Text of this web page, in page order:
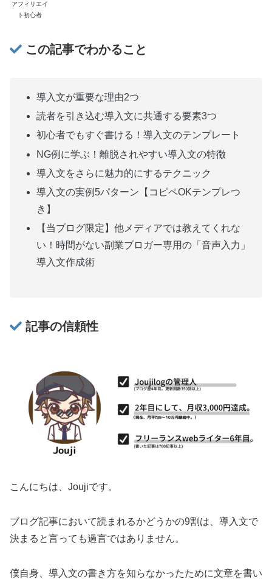
アフィリエイ
ト初心者
この記事でわかること
導入文が重要な理由2つ
読者を引き込む導入文に共通する要素3つ
初心者でもすぐ書ける！導入文のテンプレート
NG例に学ぶ！離脱されやすい導入文の特徴
導入文をさらに魅力的にするテクニック
導入文の実例5パターン【コピペOKテンプレつ
き】
【当ブログ限定】他メディアでは教えてくれな
い！時間がない副業ブロガー専用の「音声入力」
導入文作成術
記事の信頼性
こんにちは、Joujiです。
ブログ記事において読まれるかどうかの9割は、導入文で
決まると言っても過言ではありません。
僕自身、導入文の書き方を知らなかったために文章を書い